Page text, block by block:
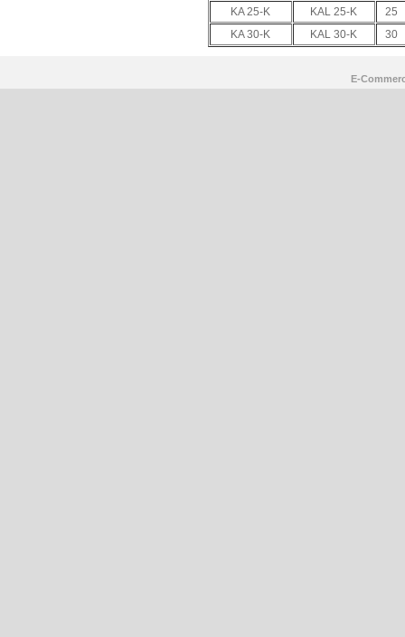
KA 25-K
KAL 25-K
25
KA 30-K
KAL 30-K 30
E-